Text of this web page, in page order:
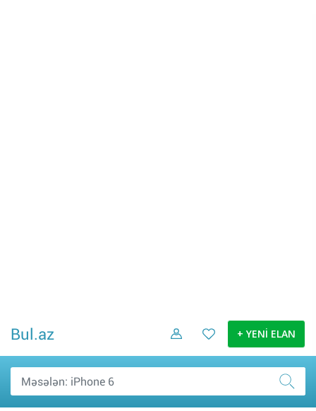
Bul.az + YENİ ELAN